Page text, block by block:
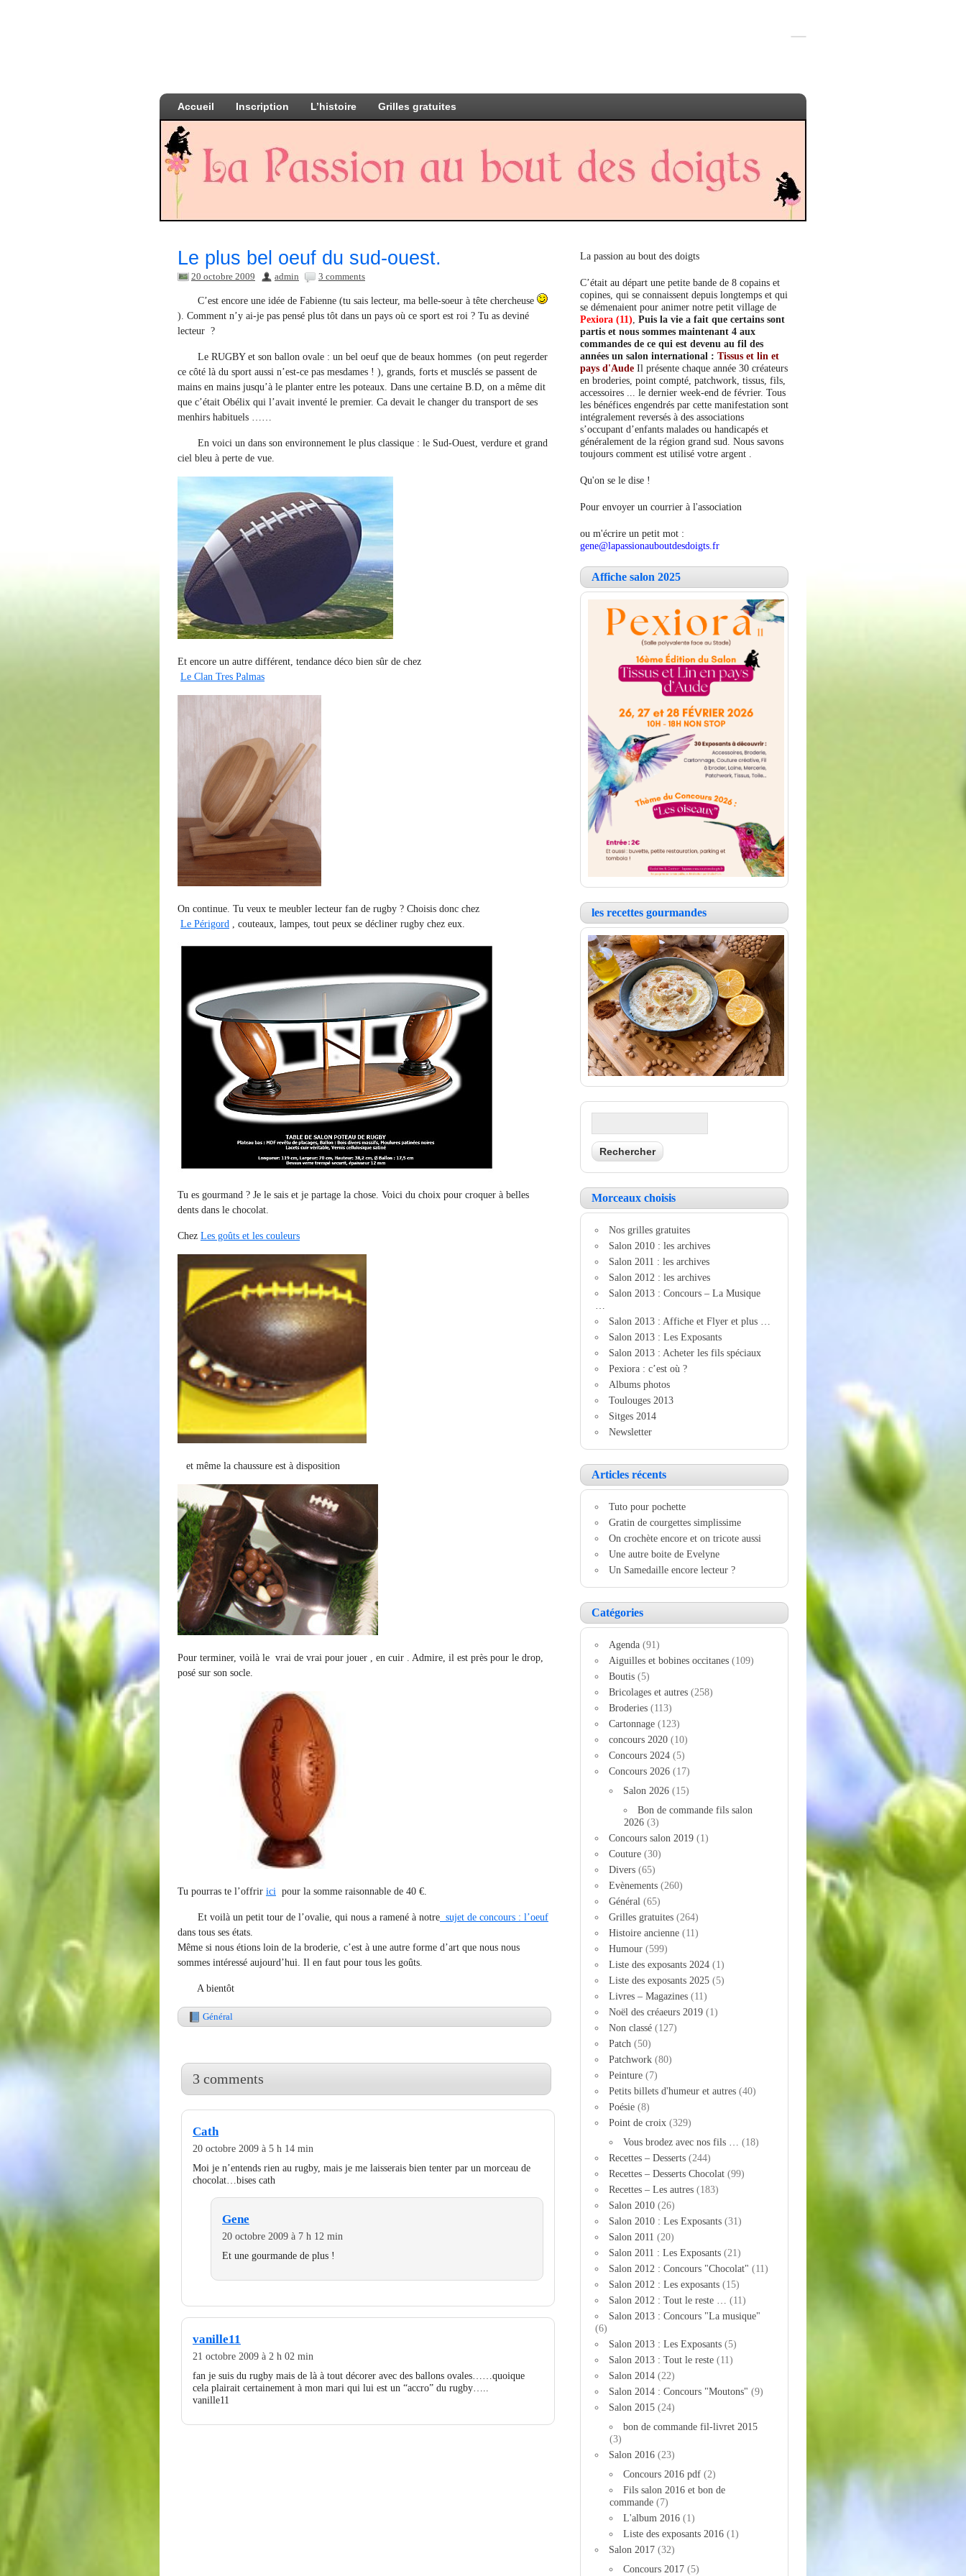
Accueil Inscription L’histoire Grilles gratuites
Le plus bel oeuf du sud-ouest.
20 octobre 2009 admin 3 comments
C’est encore une idée de Fabienne (tu sais lecteur, ma belle-soeur à tête chercheuse
). Comment n’y ai-je pas pensé plus tôt dans un pays où ce sport est roi ? Tu as deviné
lecteur ?
Le RUGBY et son ballon ovale : un bel oeuf que de beaux hommes (on peut regerder
ce côté là du sport aussi n’est-ce pas mesdames ! ) , grands, forts et musclés se passent de
mains en mains jusqu’à le planter entre les poteaux. Dans une certaine B.D, on a même dit
que c’était Obélix qui l’avait inventé le premier. Ca devait le changer du transport de ses
menhirs habituels ……
En voici un dans son environnement le plus classique : le Sud-Ouest, verdure et grand
ciel bleu à perte de vue.
Et encore un autre différent, tendance déco bien sûr de chez
Le Clan Tres Palmas
On continue. Tu veux te meubler lecteur fan de rugby ? Choisis donc chez
Le Périgord , couteaux, lampes, tout peux se décliner rugby chez eux.
Tu es gourmand ? Je le sais et je partage la chose. Voici du choix pour croquer à belles
dents dans le chocolat.
Chez Les goûts et les couleurs
et même la chaussure est à disposition
Pour terminer, voilà le vrai de vrai pour jouer , en cuir . Admire, il est près pour le drop,
posé sur son socle.
Tu pourras te l’offrir ici pour la somme raisonnable de 40 €.
Et voilà un petit tour de l’ovalie, qui nous a ramené à notre sujet de concours : l’oeuf
dans tous ses états.
Même si nous étions loin de la broderie, c’est à une autre forme d’art que nous nous
sommes intéressé aujourd’hui. Il en faut pour tous les goûts.
A bientôt
Général
3 comments
Cath
20 octobre 2009 à 5 h 14 min
Moi je n’entends rien au rugby, mais je me laisserais bien tenter par un morceau de
chocolat…bises cath
Gene
20 octobre 2009 à 7 h 12 min
Et une gourmande de plus !
vanille11
21 octobre 2009 à 2 h 02 min
fan je suis du rugby mais de là à tout décorer avec des ballons ovales……quoique
cela plairait certainement à mon mari qui lui est un “accro” du rugby…..
vanille11
La passion au bout des doigts
C’était au départ une petite bande de 8 copains et
copines, qui se connaissent depuis longtemps et qui
se démenaient pour animer notre petit village de
Pexiora (11) Puis la vie a fait que certains sont
partis et nous sommes maintenant 4 aux
commandes de ce qui est devenu au fil des
années un salon international : Tissus et lin et
pays d'Aude Il présente chaque année 30 créateurs
en broderies, point compté, patchwork, tissus, fils,
accessoires ... le dernier week-end de février. Tous
les bénéfices engendrés par cette manifestation sont
intégralement reversés à des associations
s’occupant d’enfants malades ou handicapés et
généralement de la région grand sud. Nous savons
toujours comment est utilisé votre argent .
Qu'on se le dise !
Pour envoyer un courrier à l'association
ou m'écrire un petit mot :
gene@lapassionauboutdesdoigts.fr
Affiche salon 2025
les recettes gourmandes
Morceaux choisis
Nos grilles gratuites
Salon 2010 : les archives
Salon 2011 : les archives
Salon 2012 : les archives
Salon 2013 : Concours – La Musique
Salon 2013 : Affiche et Flyer et plus …
Salon 2013 : Les Exposants
Salon 2013 : Acheter les fils spéciaux
Pexiora : c’est où ?
Albums photos
Toulouges 2013
Sitges 2014
Newsletter
Articles récents
Tuto pour pochette
Gratin de courgettes simplissime
On crochète encore et on tricote aussi
Une autre boite de Evelyne
Un Samedaille encore lecteur ?
Catégories
Agenda (91)
Aiguilles et bobines occitanes (109)
Boutis (5)
Bricolages et autres (258)
Broderies (113)
Cartonnage (123)
concours 2020 (10)
Concours 2024 (5)
Concours 2026 (17)
Salon 2026 (15)
Bon de commande fils salon
2026 (3)
Concours salon 2019 (1)
Couture (30)
Divers (65)
Evènements (260)
Général (65)
Grilles gratuites (264)
Histoire ancienne (11)
Humour (599)
Liste des exposants 2024 (1)
Liste des exposants 2025 (5)
Livres – Magazines (11)
Noël des créaeurs 2019 (1)
Non classé (127)
Patch (50)
Patchwork (80)
Peinture (7)
Petits billets d'humeur et autres (40)
Poésie (8)
Point de croix (329)
Vous brodez avec nos fils …
(18)
Recettes – Desserts (244)
Recettes – Desserts Chocolat (99)
Recettes – Les autres (183)
Salon 2010 (26)
Salon 2010 : Les Exposants (31)
Salon 2011 (20)
Salon 2011 : Les Exposants (21)
Salon 2012 : Concours "Chocolat" (11)
Salon 2012 : Les exposants (15)
Salon 2012 : Tout le reste …
(11)
Salon 2013 : Concours "La musique"
(6)
Salon 2013 : Les Exposants (5)
Salon 2013 : Tout le reste (11)
Salon 2014 (22)
Salon 2014 : Concours "Moutons" (9)
Salon 2015 (24)
bon de commande fil-livret 2015
(3)
Salon 2016 (23)
Concours 2016 pdf (2)
Fils salon 2016 et bon de
commande (7)
L'album 2016 (1)
Liste des exposants 2016 (1)
Salon 2017 (32)
Concours 2017 (5)